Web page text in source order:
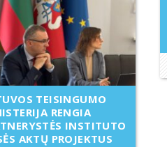
TEISINGUMO
RENGIA
INSTITUTO
AKTŲ PROJEKTUS